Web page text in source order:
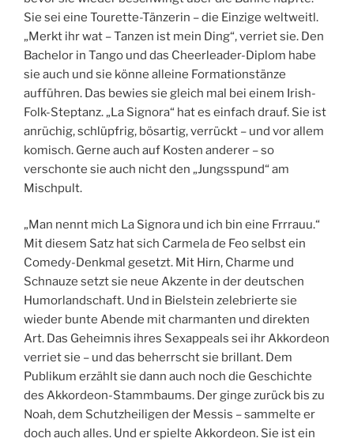
Sie sei eine Tourette-Tänzerin – die Einzige weltweitl.
„Merkt ihr wat – Tanzen ist mein Ding“, verriet sie. Den
Bachelor in Tango und das Cheerleader-Diplom habe
sie auch und sie könne alleine Formationstänze
aufführen. Das bewies sie gleich mal bei einem Irish-
Folk-Steptanz. „La Signora“ hat es einfach drauf. Sie ist
anrüchig, schlüpfrig, bösartig, verrückt – und vor allem
komisch. Gerne auch auf Kosten anderer – so
verschonte sie auch nicht den „Jungsspund“ am
Mischpult.
„Man nennt mich La Signora und ich bin eine Frrrauu.“
Mit diesem Satz hat sich Carmela de Feo selbst ein
Comedy-Denkmal gesetzt. Mit Hirn, Charme und
Schnauze setzt sie neue Akzente in der deutschen
Humorlandschaft. Und in Bielstein zelebrierte sie
wieder bunte Abende mit charmanten und direkten
Art. Das Geheimnis ihres Sexappeals sei ihr Akkordeon
verriet sie – und das beherrscht sie brillant. Dem
Publikum erzählt sie dann auch noch die Geschichte
des Akkordeon-Stammbaums. Der ginge zurück bis zu
Noah, dem Schutzheiligen der Messis – sammelte er
doch auch alles. Und er spielte Akkordeon. Sie ist ein